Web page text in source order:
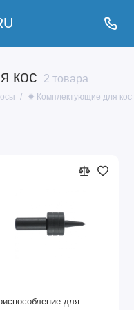
кос 2 товара
✹ Комплектующие для кос
для